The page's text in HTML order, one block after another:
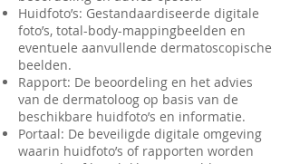
Huidfoto’s: Gestandaardiseerde digitale
foto’s, total-body-mappingbeelden en
eventuele aanvullende dermatoscopische
beelden.
Rapport: De beoordeling en het advies
van de dermatoloog op basis van de
beschikbare huidfoto’s en informatie.
Portaal: De beveiligde digitale omgeving
waarin huidfoto’s of rapporten worden